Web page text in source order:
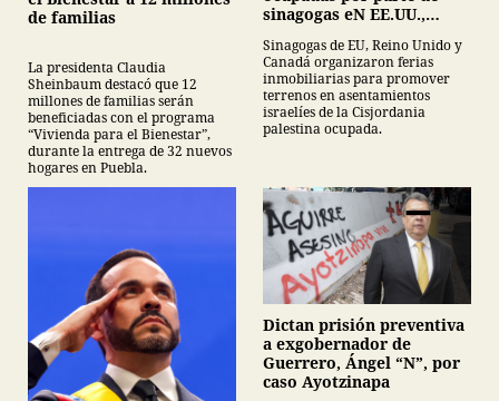
de familias
La presidenta Claudia
Sheinbaum destacó que 12
millones de familias serán
beneficiadas con el programa
“Vivienda para el Bienestar”,
durante la entrega de 32 nuevos
hogares en Puebla.
sinagogas eN EE.UU.,
Sinagogas de EU, Reino Unido y
Canadá organizaron ferias
inmobiliarias para promover
terrenos en asentamientos
israelíes de la Cisjordania
palestina ocupada.
Dictan prisión preventiva
a exgobernador de
Guerrero, Ángel “N”, por
caso Ayotzinapa